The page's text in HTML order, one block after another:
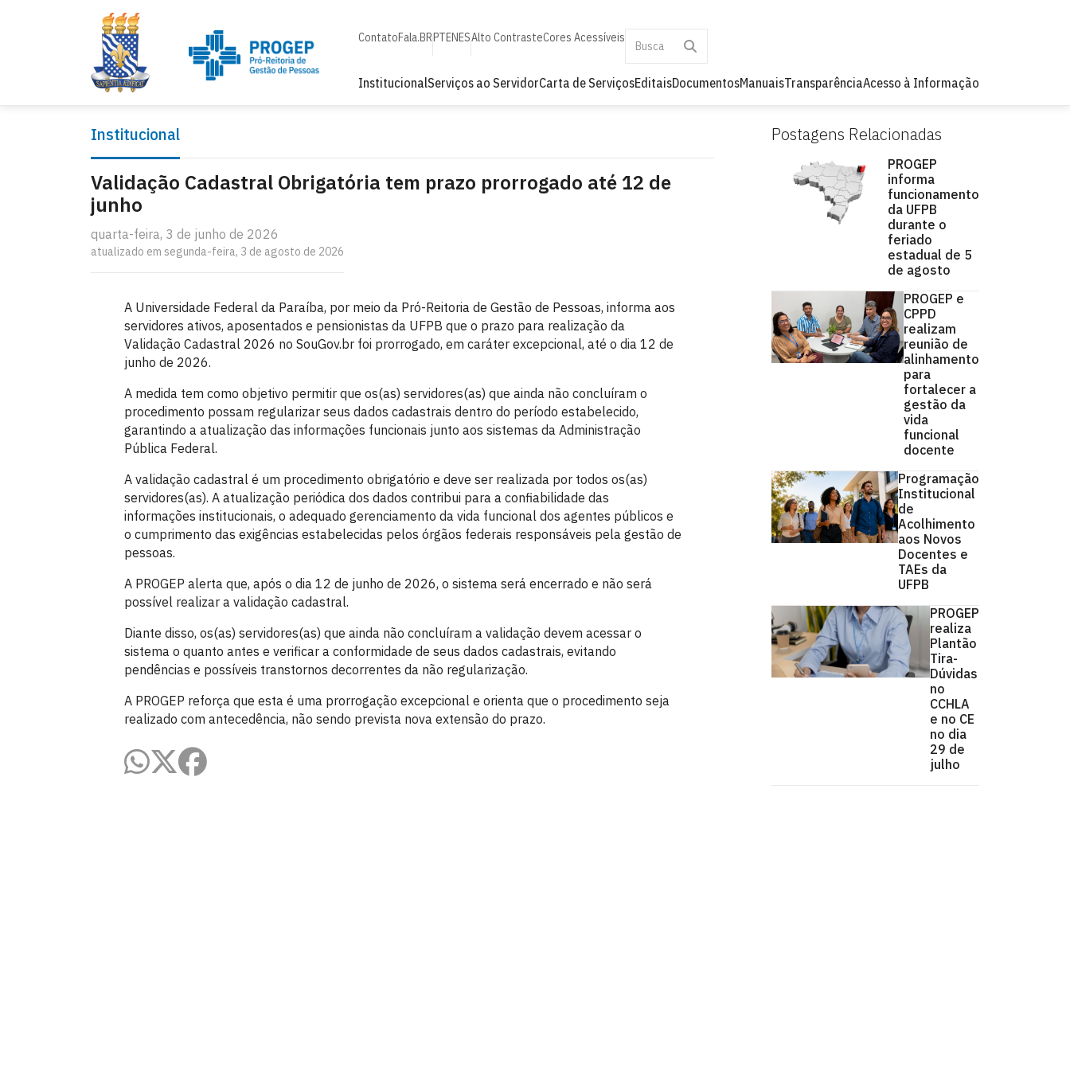
ContatoFala.BRPTENESAlto ContrasteCores Acessíveis
InstitucionalServiços ao ServidorCarta de ServiçosEditaisDocumentosManuaisTransparênciaAcesso à Informação
Postagens Relacionadas
PROGEP
informa
funcionamento
da UFPB
durante o
feriado
estadual de 5
de agosto
PROGEP e
CPPD
realizam
reunião de
alinhamento
para
fortalecer a
gestão da
vida
funcional
docente
Programação
Institucional
de
Acolhimento
aos Novos
Docentes e
TAEs da
UFPB
PROGEP
realiza
Plantão
Tira-
Dúvidas
no
CCHLA
e no CE
no dia
29 de
julho
Institucional
Validação Cadastral Obrigatória tem prazo prorrogado até 12 de
junho
quarta-feira, 3 de junho de 2026
atualizado em segunda-feira, 3 de agosto de 2026
A Universidade Federal da Paraíba, por meio da Pró-Reitoria de Gestão de Pessoas, informa aos
servidores ativos, aposentados e pensionistas da UFPB que o prazo para realização da
Validação Cadastral 2026 no SouGov.br foi prorrogado, em caráter excepcional, até o dia 12 de
junho de 2026.
A medida tem como objetivo permitir que os(as) servidores(as) que ainda não concluíram o
procedimento possam regularizar seus dados cadastrais dentro do período estabelecido,
garantindo a atualização das informações funcionais junto aos sistemas da Administração
Pública Federal.
A validação cadastral é um procedimento obrigatório e deve ser realizada por todos os(as)
servidores(as). A atualização periódica dos dados contribui para a confiabilidade das
informações institucionais, o adequado gerenciamento da vida funcional dos agentes públicos e
o cumprimento das exigências estabelecidas pelos órgãos federais responsáveis pela gestão de
pessoas.
A PROGEP alerta que, após o dia 12 de junho de 2026, o sistema será encerrado e não será
possível realizar a validação cadastral.
Diante disso, os(as) servidores(as) que ainda não concluíram a validação devem acessar o
sistema o quanto antes e verificar a conformidade de seus dados cadastrais, evitando
pendências e possíveis transtornos decorrentes da não regularização.
A PROGEP reforça que esta é uma prorrogação excepcional e orienta que o procedimento seja
realizado com antecedência, não sendo prevista nova extensão do prazo.